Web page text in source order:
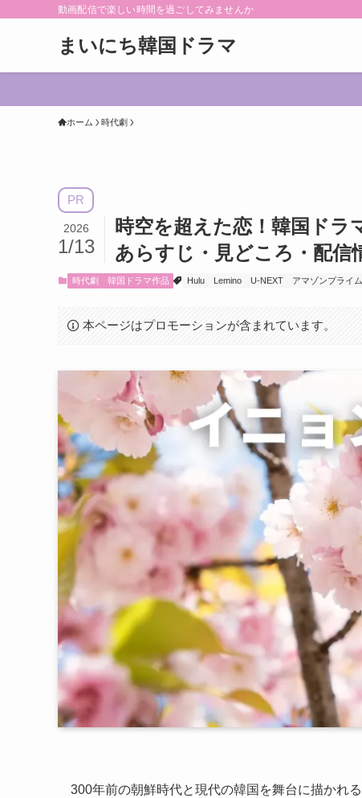
動画配信で楽しい時間を過ごしてみませんか
まいにち韓国ドラマ
ホーム 時代劇
PR
時空を超えた恋！韓国ドラ
あらすじ・見どころ・配信
2026
1/13
時代劇 韓国ドラマ作品 Hulu Lemino U-NEXT アマゾンプライ
本ページはプロモーションが含まれています。
300年前の朝鮮時代と現代の韓国を舞台に描かれ